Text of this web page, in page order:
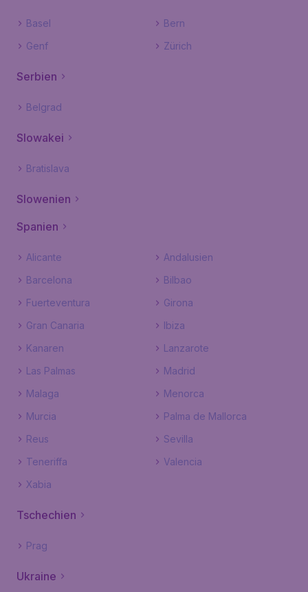
Basel
Bern
Genf
Zürich
Serbien
Belgrad
Slowakei
Bratislava
Slowenien
Spanien
Alicante
Andalusien
Barcelona
Bilbao
Fuerteventura
Girona
Gran Canaria
Ibiza
Kanaren
Lanzarote
Las Palmas
Madrid
Malaga
Menorca
Murcia
Palma de Mallorca
Reus
Sevilla
Teneriffa
Valencia
Xabia
Tschechien
Prag
Ukraine